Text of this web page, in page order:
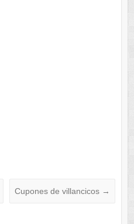
Cupones de villancicos →